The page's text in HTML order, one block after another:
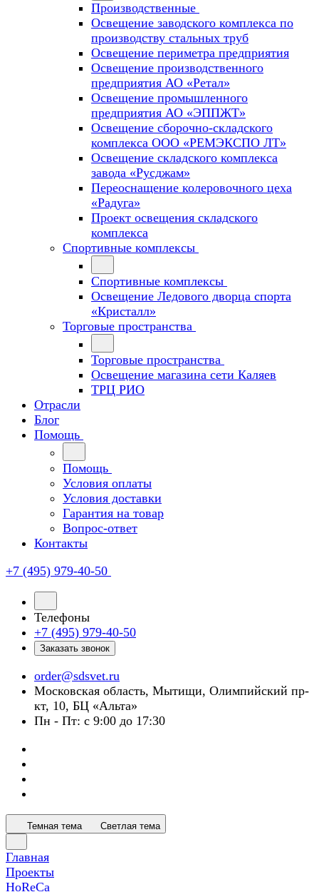
Производственные
Освещение заводского комплекса по
производству стальных труб
Освещение периметра предприятия
Освещение производственного
предприятия АО «Ретал»
Освещение промышленного
предприятия АО «ЭППЖТ»
Освещение сборочно-складского
комплекса ООО «РЕМЭКСПО ЛТ»
Освещение складского комплекса
завода «Русджам»
Переоснащение колеровочного цеха
«Радуга»
Проект освещения складского
комплекса
Спортивные комплексы
Спортивные комплексы
Освещение Ледового дворца спорта
«Кристалл»
Торговые пространства
Торговые пространства
Освещение магазина сети Каляев
ТРЦ РИО
Отрасли
Блог
Помощь
Помощь
Условия оплаты
Условия доставки
Гарантия на товар
Вопрос-ответ
Контакты
+7 (495) 979-40-50
Телефоны
+7 (495) 979-40-50
Заказать звонок
order@sdsvet.ru
Московская область, Мытищи, Олимпийский пр-
кт, 10, БЦ «Альта»
Пн - Пт: с 9:00 до 17:30
Темная тема Светлая тема
Главная
Проекты
HoReCa